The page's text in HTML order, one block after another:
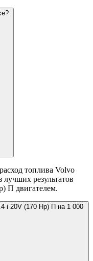
топлива Volvo
лучших результатов
П двигателем.
i 20V (170 Hp) П на 1 000